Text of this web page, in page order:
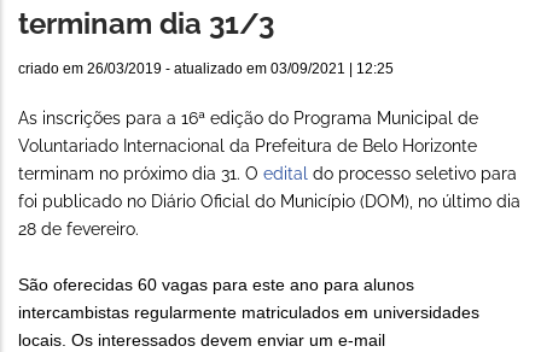
terminam dia 31/3
criado em 26/03/2019 - atualizado em 03/09/2021 | 12:25
As inscrições para a 16ª edição do Programa Municipal de
Voluntariado Internacional da Prefeitura de Belo Horizonte
terminam no próximo dia 31. O edital do processo seletivo para
foi publicado no Diário Oficial do Município (DOM), no último dia
28 de fevereiro.
São oferecidas 60 vagas para este ano para alunos
intercambistas regularmente matriculados em universidades
locais. Os interessados devem enviar um e-mail